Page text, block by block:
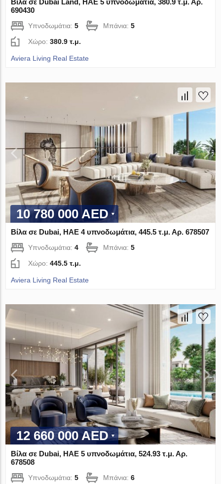
Βίλα σε Dubai Land, ΗΑΕ 5 υπνοδωμάτια, 380.9 τ.μ. Αρ.
690430
Υπνοδωμάτια:5 Μπάνια:5
Χώρο:380.9 τ.μ.
Aviera Living Real Estate
10 780 000 AED
Βίλα σε Dubai, ΗΑΕ 4 υπνοδωμάτια, 445.5 τ.μ. Αρ. 678507
Υπνοδωμάτια:4 Μπάνια:5
Χώρο:445.5 τ.μ.
Aviera Living Real Estate
12 660 000 AED
Βίλα σε Dubai, ΗΑΕ 5 υπνοδωμάτια, 524.93 τ.μ. Αρ.
678508
Υπνοδωμάτια:5 Μπάνια:6